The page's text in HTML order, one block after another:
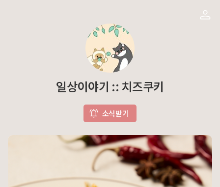
일상이야기 :: 치즈쿠키
소식받기